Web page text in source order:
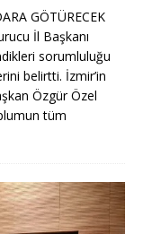
GÖTÜRECEK
İl Başkanı
sorumluluğu
belirtti. İzmir’in
Özgür Özel
tüm